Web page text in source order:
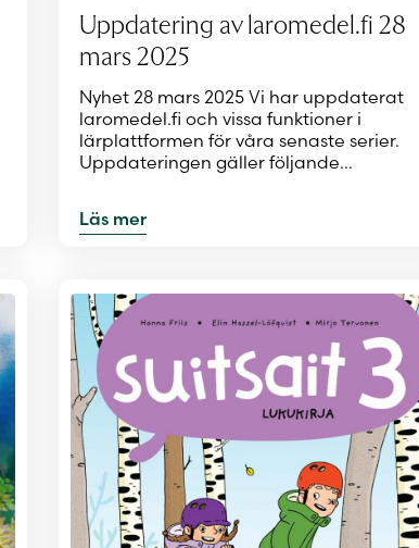
Uppdatering av laromedel.fi 28
mars 2025
Nyhet 28 mars 2025 Vi har uppdaterat
laromedel.fi och vissa funktioner i
lärplattformen för våra senaste serier.
Uppdateringen gäller följande…
Läs mer